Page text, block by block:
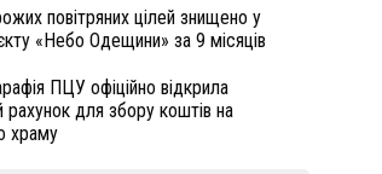
повітряних цілей знищено у
«Небо Одещини» за 9 місяців
ПЦУ офіційно відкрила
рахунок для збору коштів на
храму